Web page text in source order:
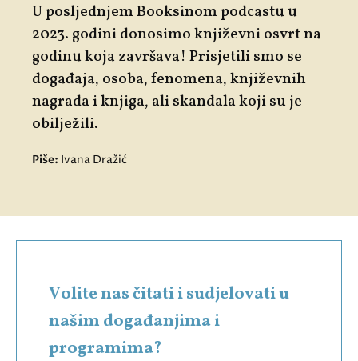
U posljednjem Booksinom podcastu u
2023. godini donosimo književni osvrt na
godinu koja završava! Prisjetili smo se
događaja, osoba, fenomena, književnih
nagrada i knjiga, ali skandala koji su je
obilježili.
Piše: Ivana Dražić
Volite nas čitati i sudjelovati u
našim događanjima i
programima?